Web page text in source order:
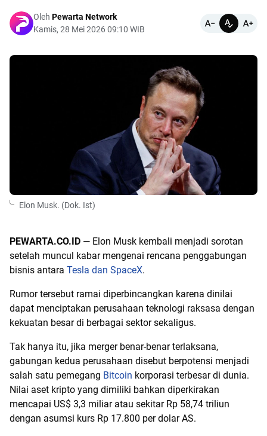
Oleh Pewarta Network
Kamis, 28 Mei 2026 09:10 WIB
Elon Musk. (Dok. Ist)
PEWARTA.CO.ID — Elon Musk kembali menjadi sorotan
setelah muncul kabar mengenai rencana penggabungan
bisnis antara Tesla dan SpaceX.
Rumor tersebut ramai diperbincangkan karena dinilai
dapat menciptakan perusahaan teknologi raksasa dengan
kekuatan besar di berbagai sektor sekaligus.
Tak hanya itu, jika merger benar-benar terlaksana,
gabungan kedua perusahaan disebut berpotensi menjadi
salah satu pemegang Bitcoin korporasi terbesar di dunia.
Nilai aset kripto yang dimiliki bahkan diperkirakan
mencapai US$ 3,3 miliar atau sekitar Rp 58,74 triliun
dengan asumsi kurs Rp 17.800 per dolar AS.